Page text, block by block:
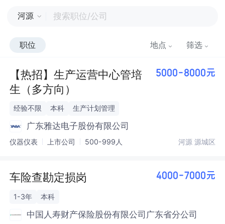
河源
职位 地点 筛选
【热招】生产运营中心管培
生（多方向）
5000-8000元
经验不限 本科 生产计划管理
广东雅达电子股份有限公司
仪器仪表 上市公司 500-999人 河源 源城区
车险查勘定损岗 4000-7000元
1-3年 本科
中国人寿财产保险股份有限公司广东省分公司